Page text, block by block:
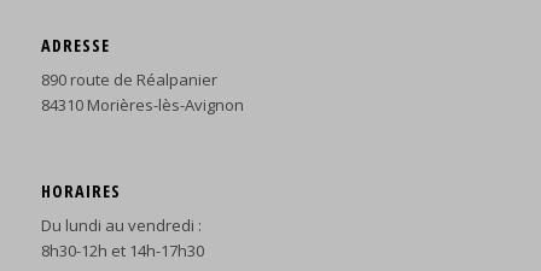
ADRESSE
890 route de Réalpanier
84310 Morières-lès-Avignon
HORAIRES
Du lundi au vendredi :
8h30-12h et 14h-17h30